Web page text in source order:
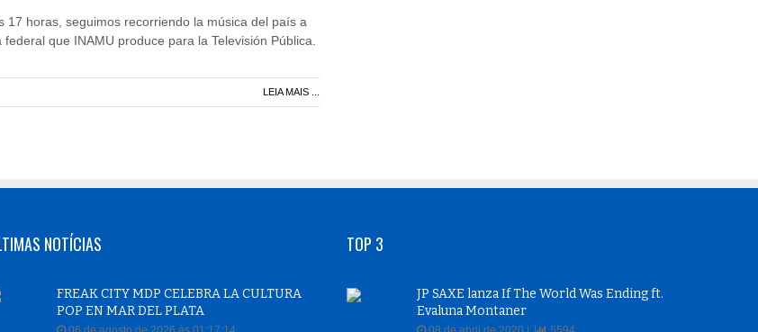
17 horas, seguimos recorriendo la música del país a
que INAMU produce para la Televisión Pública.
LEIA MAIS ...
NOTÍCIAS
FREAK CITY MDP CELEBRA LA CULTURA
POP EN MAR DEL PLATA
TOP 3
JP SAXE lanza If The World Was Ending ft.
Evaluna Montaner